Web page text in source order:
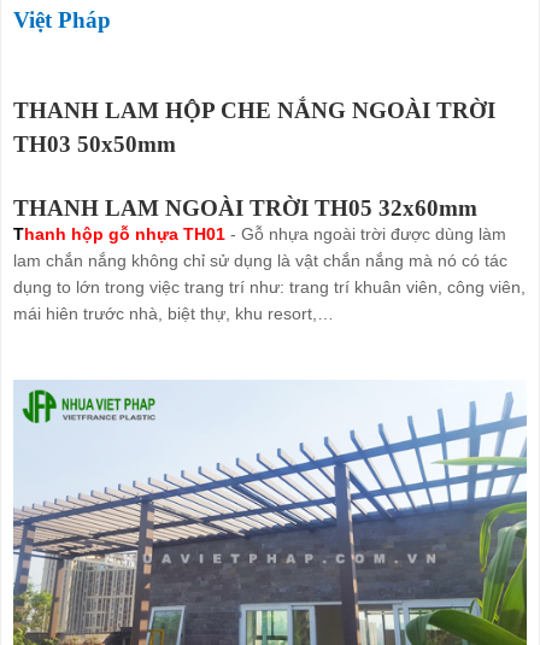
Việt Pháp
THANH LAM HỘP CHE NẮNG NGOÀI TRỜI
TH03 50x50mm
THANH LAM NGOÀI TRỜI TH05 32x60mm
Thanh hộp gỗ nhựa TH01 - Gỗ nhựa ngoài trời được dùng làm
lam chắn nắng không chỉ sử dụng là vật chắn nắng mà nó có tác
dụng to lớn trong việc trang trí như: trang trí khuân viên, công viên,
mái hiên trước nhà, biệt thự, khu resort,…